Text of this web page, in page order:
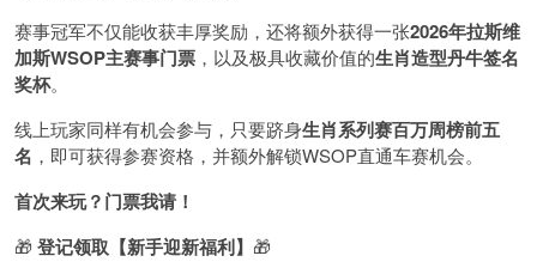
赛事冠军不仅能收获丰厚奖励，还将额外获得一张2026年拉斯维
加斯WSOP主赛事门票 ，以及极具收藏价值的生肖造型丹牛签名
奖杯。
线上玩家同样有机会参与，只要跻身生肖系列赛百万周榜前五
名 ，即可获得参赛资格，并额外解锁WSOP直通车赛机会。
首次来玩？门票我请！
🎁 登记领取【新手迎新福利】 🎁